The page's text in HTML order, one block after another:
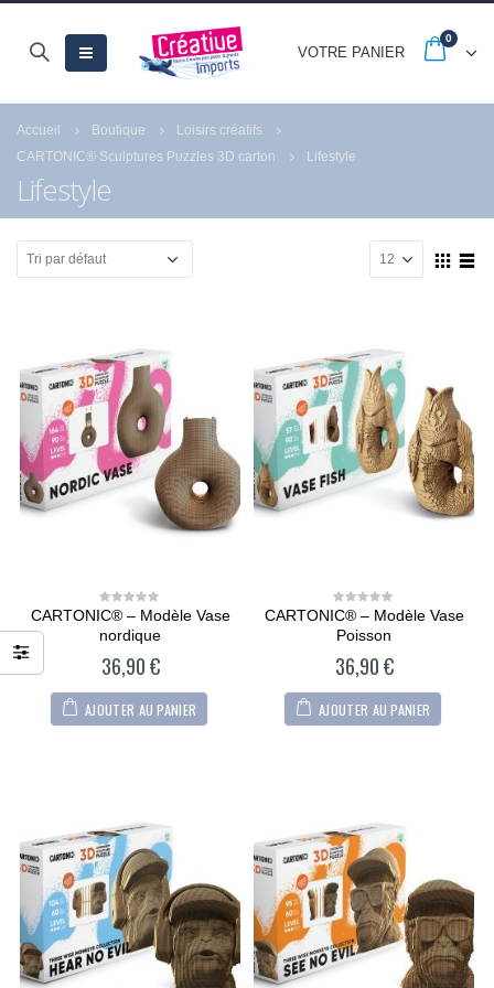
VOTRE PANIER
0
Accueil Boutique
Loisirs créatifs
CARTONIC® Sculptures Puzzles 3D carton
Lifestyle
Lifestyle
0
of
CARTONIC® – Modèle Vase
nordique
36,90€
AJOUTER AU PANIER
0
out
of
CARTONIC® – Modèle Vase
Poisson
36,90€
AJOUTER AU PANIER
CARTONIC® -
Modèle Chien
Maltipoo
CARTONIC® -
Modèle Chien
Maltipoo